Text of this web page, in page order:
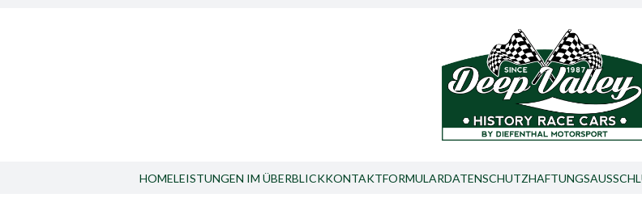
HOMELEISTUNGEN IM ÜBERBLICKKONTAKTFORMULARDATENSCHUTZ